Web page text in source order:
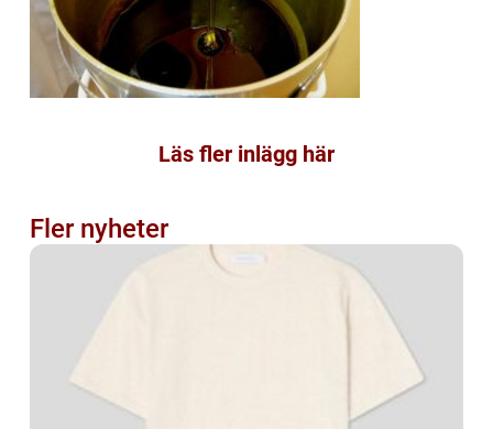
Läs fler inlägg här
Fler nyheter